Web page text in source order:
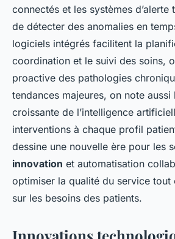
connectés et les systèmes d’alerte
de détecter des anomalies en
logiciels intégrés facilitent la
coordination et le suivi des soins,
proactive des pathologies
tendances majeures, on note aussi
croissante de l’intelligence
interventions à chaque profil
dessine une nouvelle ère pour les
innovation et automatisation
optimiser la qualité du service tout
sur les besoins des patients.